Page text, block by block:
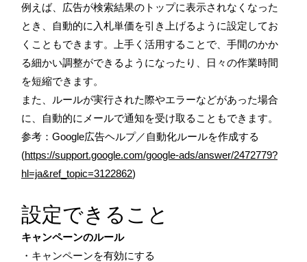
例えば、広告が検索結果のトップに表示されなくなった
とき、自動的に入札単価を引き上げるように設定してお
くこともできます。上手く活用することで、手間のかか
る細かい調整ができるようになったり、日々の作業時間
を短縮できます。
また、ルールが実行された際やエラーなどがあった場合
に、自動的にメールで通知を受け取ることもできます。
参考：Google広告ヘルプ／自動化ルールを作成する
(https://support.google.com/google-ads/answer/2472779?
hl=ja&ref_topic=3122862)
設定できること
キャンペーンのルール
・キャンペーンを有効にする